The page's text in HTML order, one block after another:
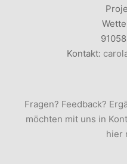
Kontakt:
Fragen? Feedback?
möchten mit uns in
hier